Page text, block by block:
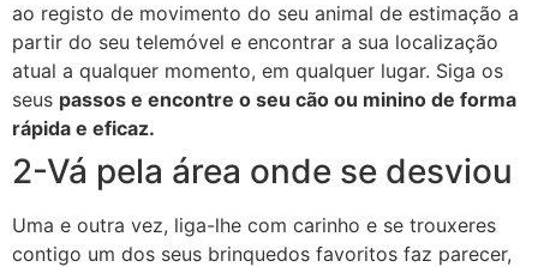
ao registo de movimento do seu animal de estimação a
partir do seu telemóvel e encontrar a sua localização
atual a qualquer momento, em qualquer lugar. Siga os
seus passos e encontre o seu cão ou minino de forma
rápida e eficaz.
2-Vá pela área onde se desviou
Uma e outra vez, liga-lhe com carinho e se trouxeres
contigo um dos seus brinquedos favoritos faz parecer,